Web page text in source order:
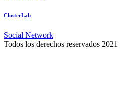
ClusterLab
Social Network
Todos los derechos reservados 2021